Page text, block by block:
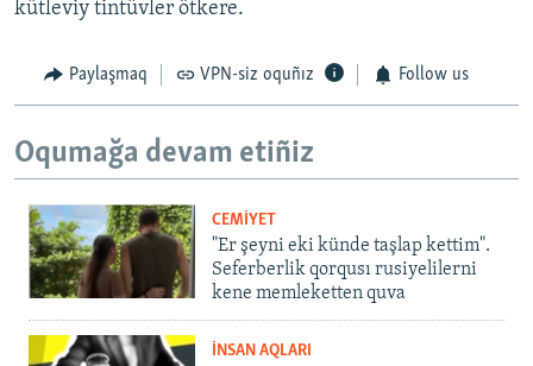
kütleviy tintüvler ötkere.
Paylaşmaq VPN-siz oquñız Follow us
Oqumağa devam etiñiz
CEMİYET
"Er şeyni eki künde taşlap kettim".
Seferberlik qorqusı rusiyelilerni
kene memleketten quva
İNSAN AQLARI